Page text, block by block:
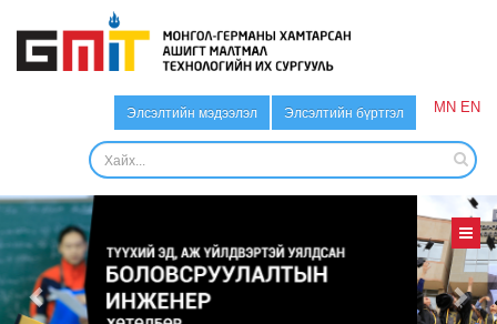
Элсэлтийн мэдээлэл Элсэлтийн бүртгэл MN EN